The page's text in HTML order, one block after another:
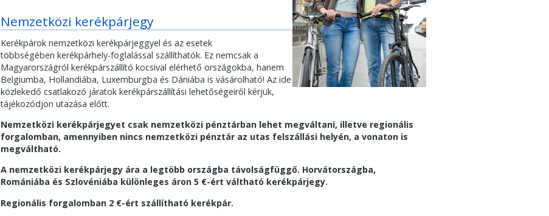
Nemzetközi kerékpárjegy
Kerékpárok nemzetközi kerékpárjeggyel és az esetek
többségében kerékpárhely-foglalással szállíthatók. Ez nemcsak a
Magyarországról kerékpárszállító kocsival elérhető országokba, hanem
Belgiumba, Hollandiába, Luxemburgba és Dániába is vásárolható! Az ide
közlekedő csatlakozó járatok kerékpárszállítási lehetőségeiről kérjük,
tájékozódjon utazása előtt.
Nemzetközi kerékpárjegyet csak nemzetközi pénztárban lehet megváltani, illetve regionális
forgalomban, amennyiben nincs nemzetközi pénztár az utas felszállási helyén, a vonaton is
megváltható.
A nemzetközi kerékpárjegy ára a legtöbb országba távolságfüggő. Horvátországba,
Romániába és Szlovéniába különleges áron 5 €-ért váltható kerékpárjegy.
Regionális forgalomban 2 €-ért szállítható kerékpár.